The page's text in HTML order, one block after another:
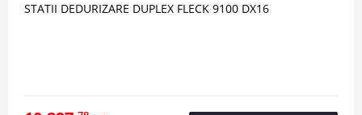
STATII DEDURIZARE DUPLEX FLECK 9100 DX16